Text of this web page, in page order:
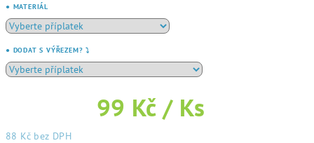
● MATERIÁL
● DODAT S VÝŘEZEM? ⤵️
99 Kč / Ks
88 Kč bez DPH